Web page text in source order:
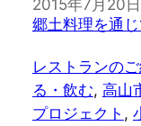
2015年7月20日
郷土料理を通
レストランの
る・飲む, 高山
プロジェクト ,